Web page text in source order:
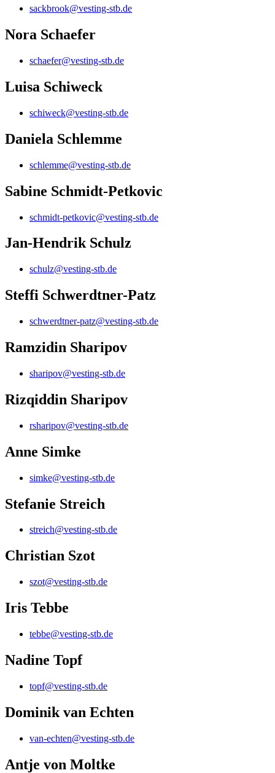
sackbrook@vesting-stb.de
Nora Schaefer
schaefer@vesting-stb.de
Luisa Schiweck
schiweck@vesting-stb.de
Daniela Schlemme
schlemme@vesting-stb.de
Sabine Schmidt-Petkovic
schmidt-petkovic@vesting-stb.de
Jan-Hendrik Schulz
schulz@vesting-stb.de
Steffi Schwerdtner-Patz
schwerdtner-patz@vesting-stb.de
Ramzidin Sharipov
sharipov@vesting-stb.de
Rizqiddin Sharipov
rsharipov@vesting-stb.de
Anne Simke
simke@vesting-stb.de
Stefanie Streich
streich@vesting-stb.de
Christian Szot
szot@vesting-stb.de
Iris Tebbe
tebbe@vesting-stb.de
Nadine Topf
topf@vesting-stb.de
Dominik van Echten
van-echten@vesting-stb.de
Antje von Moltke